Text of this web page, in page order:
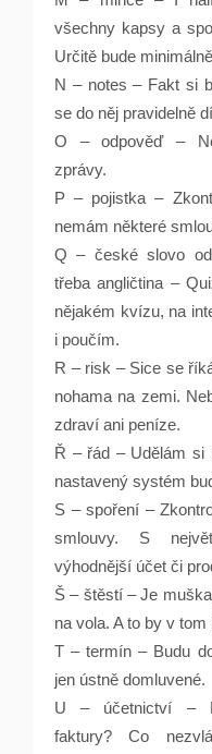
všechny kapsy a
Určitě bude
N – notes – Fakt si
se do něj pravidelně
O – odpověď –
zprávy.
P – pojistka –
nemám některé
Q – české slovo
třeba angličtina –
nějakém kvízu, na
i poučím.
R – risk – Sice se
nohama na zemi.
zdraví ani peníze.
Ř – řád – Udělám si
nastavený systém
S – spoření –
smlouvy. S
výhodnější účet či
Š – štěstí – Je
na vola. A to by v
T – termín – Budu
jen ústně domluvené.
U – účetnictví –
faktury? Co